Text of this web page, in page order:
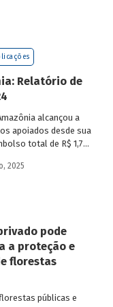
de emissões
consulta pública
de carbono no
civil,
do setor
e
mercado. Conheça
Relatório de
alcançou a
apoiados desde sua
total de R$ 1,76
estão reunidas
2025
pode
a proteção e
florestas
públicas e